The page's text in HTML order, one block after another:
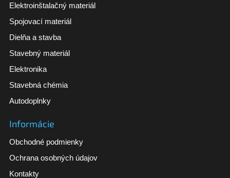
Elektroinštalačný materiál
Spojovací materiál
Dielňa a stavba
Stavebný materiál
Elektronika
Stavebná chémia
Autodoplnky
Informácie
Obchodné podmienky
Ochrana osobných údajov
Kontakty